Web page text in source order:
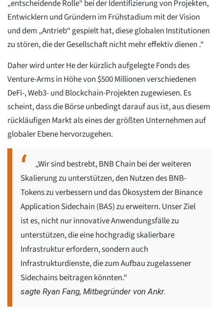
„entscheidende Rolle“ bei der Identifizierung von Projekten,
Entwicklern und Gründern im Frühstadium mit der Vision
und dem „Antrieb“ gespielt hat, diese globalen Institutionen
zu stören, die der Gesellschaft nicht mehr effektiv dienen .“
Daher wird unter He der kürzlich aufgelegte Fonds des
Venture-Arms in Höhe von $500 Millionen verschiedenen
DeFi-, Web3- und Blockchain-Projekten zugewiesen. Es
scheint, dass die Börse unbedingt darauf aus ist, aus diesem
rückläufigen Markt als eines der größten Unternehmen auf
globaler Ebene hervorzugehen.
„Wir sind bestrebt, BNB Chain bei der weiteren
Skalierung zu unterstützen, den Nutzen des BNB-
Tokens zu verbessern und das Ökosystem der Binance
Application Sidechain (BAS) zu erweitern. Unser Ziel
ist es, nicht nur innovative Anwendungsfälle zu
unterstützen, die eine hochgradig skalierbare
Infrastruktur erfordern, sondern auch
Infrastrukturdienste, die zum Aufbau zugelassener
Sidechains beitragen könnten.“
sagte Ryan Fang, Mitbegründer von Ankr.